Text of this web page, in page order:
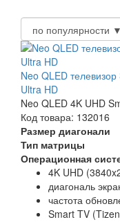
Neo QLED
Ultra HD
Neo QLED 4K UHD
Код товара: 132016
Размер диагонали
Тип матрицы
Операционная
4K UHD
диагональ
частота
Smart TV